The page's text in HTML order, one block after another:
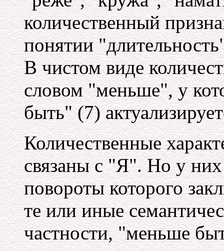
количественный
понятии
В чистом виде
словом "меньше", у
быть" (7)
Количественные
связаны с "Я". Но у
повороты которого
те или иные
частности, "меньше